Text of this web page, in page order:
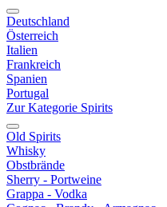
Deutschland
Österreich
Italien
Frankreich
Spanien
Portugal
Zur Kategorie Spirits
Old Spirits
Whisky
Obstbrände
Sherry - Portweine
Grappa - Vodka